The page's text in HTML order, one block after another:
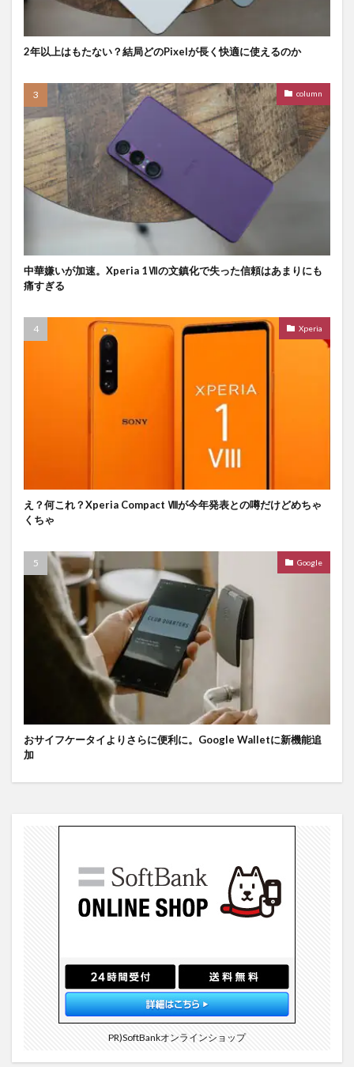
2年以上はもたない？結局どのPixelが長く快適に使えるのか
column
中華嫌いが加速。Xperia 1Ⅶの文鎮化で失った信頼はあまりにも
痛すぎる
Xperia
え？何これ？Xperia Compact Ⅷが今年発表との噂だけどめちゃ
くちゃ
Google
おサイフケータイよりさらに便利に。Google Walletに新機能追
加
PR)SoftBankオンラインショップ